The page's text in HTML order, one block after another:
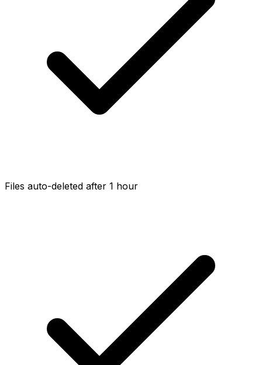
Files auto-deleted after 1 hour